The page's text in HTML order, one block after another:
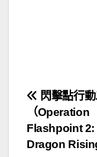
文
章
導
閃擊點行
（Operation
Flashpoint 2:
Dragon